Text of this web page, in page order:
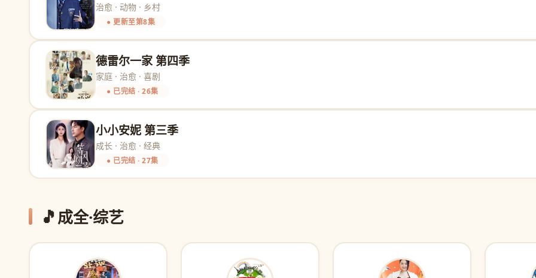
治愈 · 动物 · 乡村
● 更新至第8集
德雷尔一家 第四季
家庭 · 治愈 · 喜剧
● 已完结 · 26集
小小安妮 第三季
成长 · 治愈 · 经典
● 已完结 · 27集
🎵成全·综艺